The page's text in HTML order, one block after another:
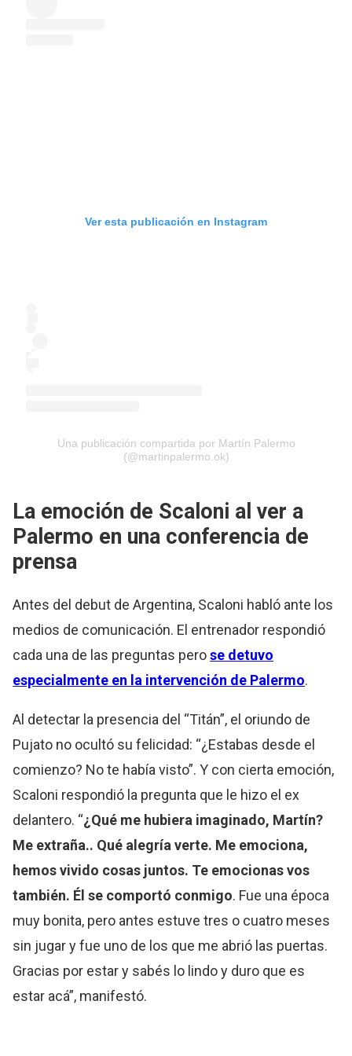
Ver esta publicación en Instagram
Una publicación compartida por Martín Palermo
(@martinpalermo.ok)
La emoción de Scaloni al ver a
Palermo en una conferencia de
prensa
Antes del debut de Argentina, Scaloni habló ante los
medios de comunicación. El entrenador respondió
cada una de las preguntas perose detuvo
especialmente en la intervención de Palermo.
Al detectar la presencia del “Titán”, el oriundo de
Pujato no ocultó su felicidad: “¿Estabas desde el
comienzo? No te había visto”. Y con cierta emoción,
Scaloni respondió la pregunta que le hizo el ex
delantero. “¿Qué me hubiera imaginado, Martín?
Me extraña.. Qué alegría verte. Me emociona,
hemos vivido cosas juntos. Te emocionas vos
también. Él se comportó conmigo. Fue una época
muy bonita, pero antes estuve tres o cuatro meses
sin jugar y fue uno de los que me abrió las puertas.
Gracias por estar y sabés lo lindo y duro que es
estar acá”, manifestó.